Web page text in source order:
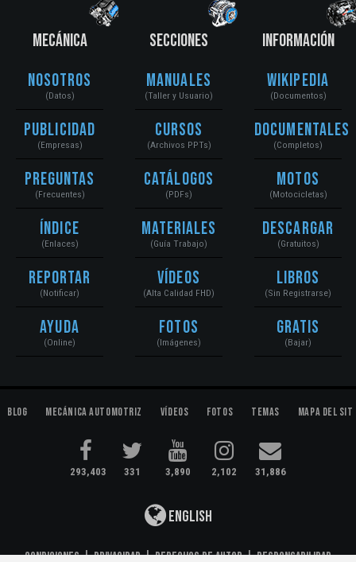
MECÁNICA
Nosotros
(Datos)
Publicidad
(Empresas)
Preguntas
(Frecuentes)
Índice
(Enlaces)
Reportar
(Notificar)
Ayuda
(Online)
SECCIONES
Manuales
(Taller y Usuario)
Cursos
(Archivos PPTs)
Catálogos
(PDFs)
Materiales
(Guía Trabajo)
Vídeos
(Alta Calidad FHD)
Fotos
(Imágenes)
INFORMACIÓN
Wikipedia
(Documentos)
Documentales
(Completos)
Motos
(Motocicletas)
Descargar
(Gratuitos)
Libros
(Sin Registrarse)
Gratis
(Bajar)
Blog Mecánica Automotriz Vídeos Fotos Temas Mapa del
293,403 331 3,890 2,102 31,886
English
Condiciones|Privacidad|Derechos de Autor|Responsabilidad